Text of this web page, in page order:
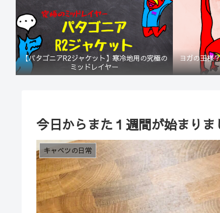
【パタゴニアR2ジャケット】寒冷地用の究極の
ミッドレイヤー
ヨガの王様
今日からまた１週間が始まりま
キャベツの日常